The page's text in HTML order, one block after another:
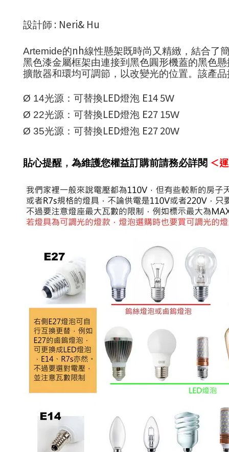
設計師 : Neri& Hu
Artemide的nh線性懸架既時尚又精緻，結合了
黑色漆金屬框架由連接到黑色圓形機蓋的黑色
擴散器和環均可調節，以改變光的位置。該產
Ø 14光源：可替換LED燈泡 E14 5W
Ø 22光源：可替換LED燈泡 E27 15W
Ø 35光源：可替換LED燈泡 E27 20W
貼心提醒 ， 為維護您權益訂購前請務必詳閱 ＜